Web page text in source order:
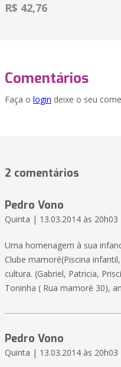
R$ 42,76
Comentários
Faça o login deixe o seu
2 comentários
Pedro Vono
Quinta | 13.03.2014 às 20h03
Uma homenagem à sua
Clube mamoré(Piscina
cultura. (Gabriel, Patricia,
Toninha ( Rua mamoré 30),
Pedro Vono
Quinta | 13.03.2014 às 20h03